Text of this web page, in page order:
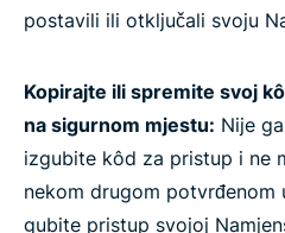
postavili ili otključali svoju
Kopirajte ili spremite svoj
na sigurnom mjestu: Nije
izgubite kôd za pristup i ne
nekom drugom potvrđenom
gubite pristup svojoj